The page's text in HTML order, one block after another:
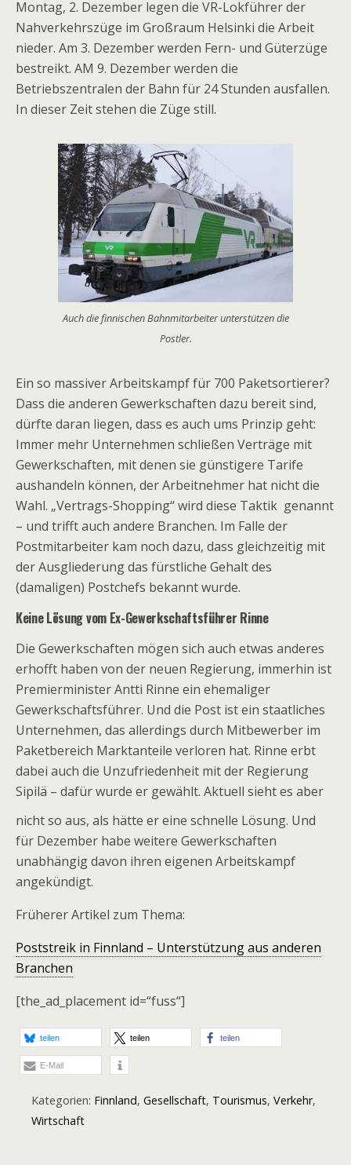
Montag, 2. Dezember legen die VR-Lokführer der
Nahverkehrszüge im Großraum Helsinki die Arbeit
nieder. Am 3. Dezember werden Fern- und Güterzüge
bestreikt. AM 9. Dezember werden die
Betriebszentralen der Bahn für 24 Stunden ausfallen.
In dieser Zeit stehen die Züge still.
Auch die finnischen Bahnmitarbeiter unterstützen die
Postler.
Ein so massiver Arbeitskampf für 700 Paketsortierer?
Dass die anderen Gewerkschaften dazu bereit sind,
dürfte daran liegen, dass es auch ums Prinzip geht:
Immer mehr Unternehmen schließen Verträge mit
Gewerkschaften, mit denen sie günstigere Tarife
aushandeln können, der Arbeitnehmer hat nicht die
Wahl. „Vertrags-Shopping“ wird diese Taktik genannt
– und trifft auch andere Branchen. Im Falle der
Postmitarbeiter kam noch dazu, dass gleichzeitig mit
der Ausgliederung das fürstliche Gehalt des
(damaligen) Postchefs bekannt wurde.
Keine Lösung vom Ex-Gewerkschaftsführer Rinne
Die Gewerkschaften mögen sich auch etwas anderes
erhofft haben von der neuen Regierung, immerhin ist
Premierminister Antti Rinne ein ehemaliger
Gewerkschaftsführer. Und die Post ist ein staatliches
Unternehmen, das allerdings durch Mitbewerber im
Paketbereich Marktanteile verloren hat. Rinne erbt
dabei auch die Unzufriedenheit mit der Regierung
Sipilä – dafür wurde er gewählt. Aktuell sieht es aber
nicht so aus, als hätte er eine schnelle Lösung. Und
für Dezember habe weitere Gewerkschaften
unabhängig davon ihren eigenen Arbeitskampf
angekündigt.
Früherer Artikel zum Thema:
Poststreik in Finnland – Unterstützung aus anderen
Branchen
[the_ad_placement id=“fuss“]
teilen teilen teilen
E-Mail
Kategorien: Finnland, Gesellschaft, Tourismus, Verkehr,
Wirtschaft